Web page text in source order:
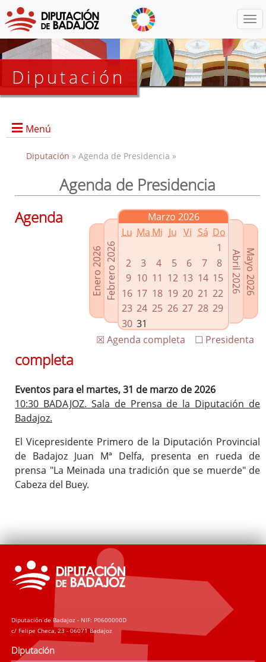
Diputación
Menú
Presidencia
Grupos Políticos
Enlaces relacionados
Agenda de Presidencia
Plenos provinciales y Juntas de gobierno
Oficina de Proyectos Europeos
Diputación » Agenda de Presidencia »
Agenda de Presidencia
Enero 2026Febrero 2026
Marzo 2026
Lu Ma Mi Ju Vi Sá Do
1
2
3 4 5 6 7
8
9 10 11 12 13 14 15
16 17 18 19 20 21 22
23 24 25 26 27 28 29
30 31
Mayo 2026
Abril 2026
☐ Presidenta
☒ Agenda completa
Agenda
completa
Eventos para el martes, 31 de marzo de 2026
10:30 BADAJOZ. Sala de Prensa de la Diputación de
Badajoz.
El Vicepresidente Primero de la Diputación Provincial
de Badajoz Juan Mª Delfa, presenta en rueda de
prensa "La Meinada una tradición que se muerde" de
Cabeza del Buey.
Diputación de Badajoz - NIF: P0600000D
c/ Felipe Checa, 23 - 06071 Badajoz
Diputación